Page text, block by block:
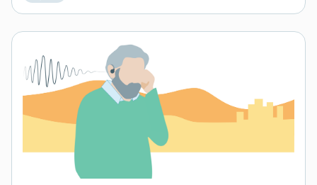
Økende behov for hørselshelsetjenester i Norge